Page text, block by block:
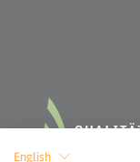
English